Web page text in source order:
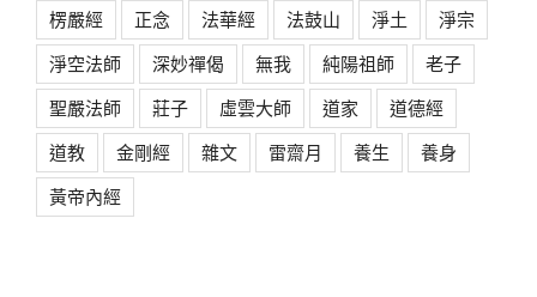
楞嚴經
正念 法華經 法鼓山 淨土
淨宗
淨空法師
深妙禪偈 無我 純陽祖師
老子
聖嚴法師
莊子 虛雲大師 道家
道德經
道教
金剛經 雜文 雷齋月 養生
養身
黃帝內經